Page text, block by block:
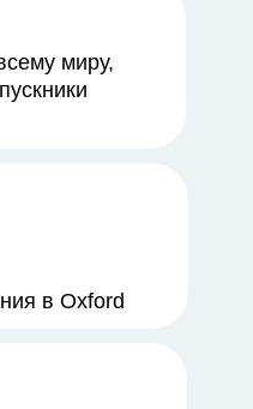
миру,
в Oxford